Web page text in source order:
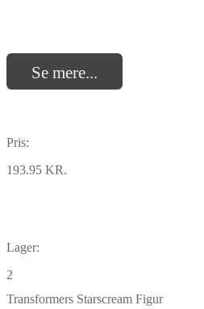
Se mere...
Pris:
193.95 KR.
Lager:
2
Transformers Starscream Figur